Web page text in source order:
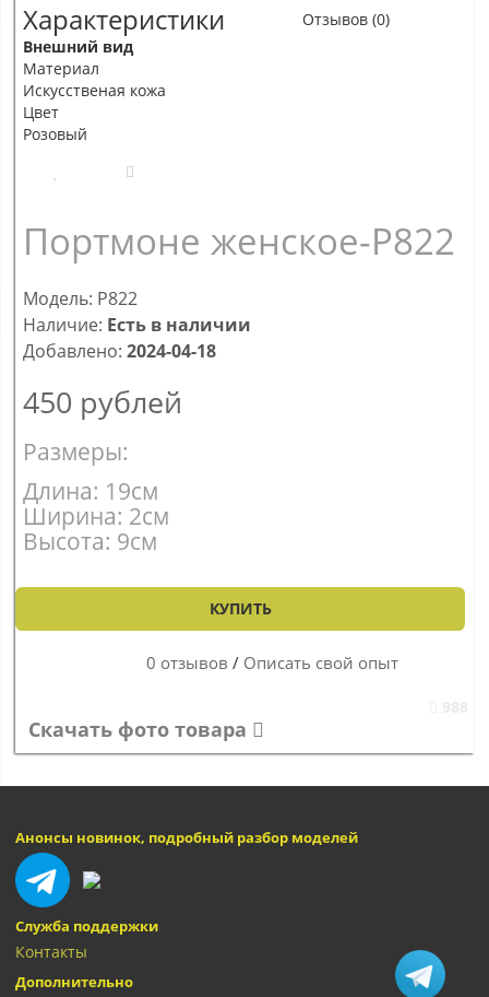
Характеристики
Отзывов (0)
Внешний вид
Материал
Искусственая кожа
Цвет
Розовый
Портмоне женское-P822
Модель: P822
Наличие: Есть в наличии
Добавлено: 2024-04-18
450 рублей
Размеры:
Длина: 19см
Ширина: 2см
Высота: 9см
КУПИТЬ
0 отзывов / Описать свой опыт
Скачать фото товара
Анонсы новинок, подробный разбор моделей
Служба поддержки
Контакты
Дополнительно